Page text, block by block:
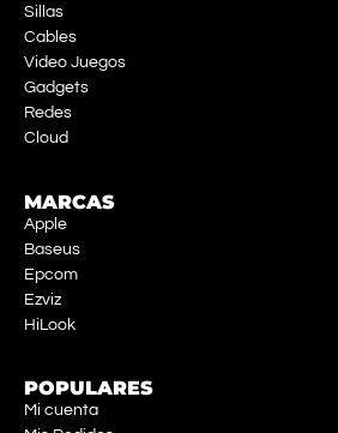
Sillas
Cables
Video Juegos
Gadgets
Redes
Cloud
MARCAS
Apple
Baseus
Epcom
Ezviz
HiLook
POPULARES
Mi cuenta